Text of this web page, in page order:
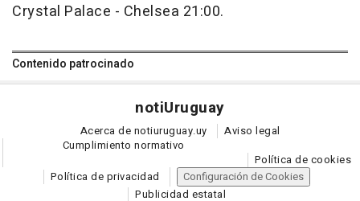
Crystal Palace - Chelsea 21:00.
Contenido patrocinado
notiUruguay
Acerca de notiuruguay.uy
Aviso legal
Cumplimiento normativo
Política de cookies
Política de privacidad
Configuración de Cookies
Publicidad estatal